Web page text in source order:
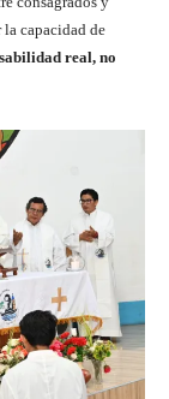
capacidad de
real, no